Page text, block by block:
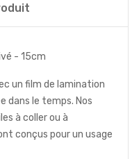
- 15cm
un film de lamination
dans le temps. Nos
à coller ou à
conçus pour un usage